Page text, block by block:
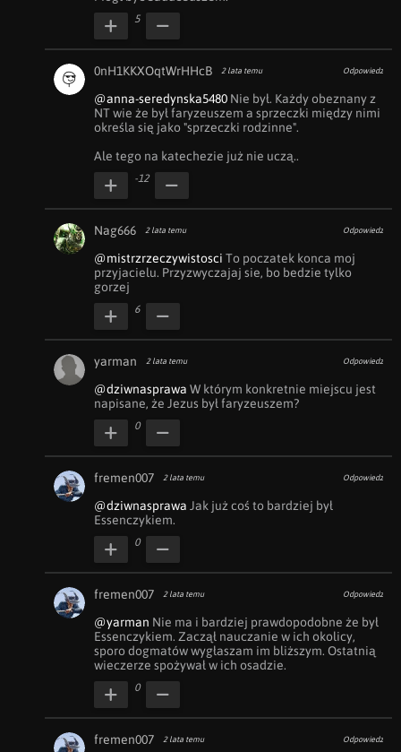
5
0nH1KKXOqtWrHHcB 2 lata temu Odpowiedz
@anna-seredynska5480 Nie był. Każdy obeznany z
NT wie że był faryzeuszem a sprzeczki między nimi
określa się jako "sprzeczki rodzinne".
Ale tego na katechezie już nie uczą..
-12
Nag666 2 lata temu Odpowiedz
@mistrzrzeczywistosci To poczatek konca moj
przyjacielu. Przyzwyczajaj sie, bo bedzie tylko
gorzej
6
yarman 2 lata temu Odpowiedz
@dziwnasprawa W którym konkretnie miejscu jest
napisane, że Jezus był faryzeuszem?
0
fremen007 2 lata temu Odpowiedz
@dziwnasprawa Jak już coś to bardziej był
Essenczykiem.
0
fremen007 2 lata temu Odpowiedz
@yarman Nie ma i bardziej prawdopodobne że był
Essenczykiem. Zaczął nauczanie w ich okolicy,
sporo dogmatów wygłaszam im bliższym. Ostatnią
wieczerze spożywał w ich osadzie.
0
fremen007 2 lata temu Odpowiedz